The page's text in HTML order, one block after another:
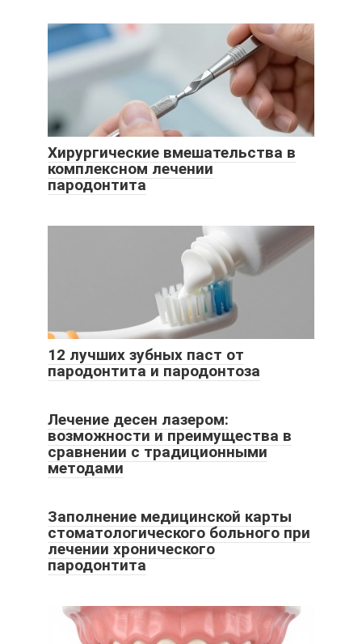
Хирургические вмешательства в
комплексном лечении
пародонтита
12 лучших зубных паст от
пародонтита и пародонтоза
Лечение десен лазером:
возможности и преимущества в
сравнении с традиционными
методами
Заполнение медицинской карты
стоматологического больного при
лечении хронического
пародонтита